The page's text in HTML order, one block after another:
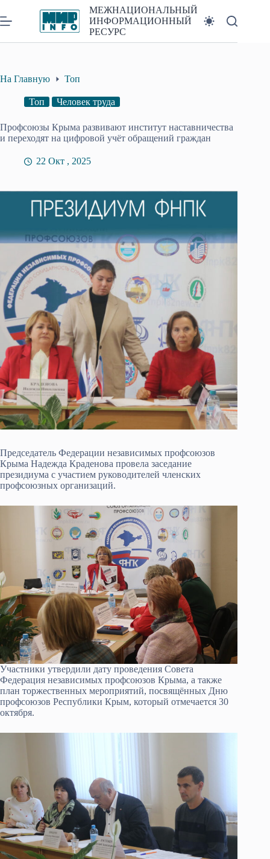
к
сути
МЕЖНАЦИОНАЛЬНЫЙ
ИНФОРМАЦИОННЫЙ
РЕСУРС
На Главную Топ
Топ Человек труда
Профсоюзы Крыма развивают институт наставничества
и переходят на цифровой учёт обращений граждан
22 Окт , 2025
Председатель Федерации независимых профсоюзов
Крыма Надежда Краденова провела заседание
президиума с участием руководителей членских
профсоюзных организаций.
Участники утвердили дату проведения Совета
Федерация независимых профсоюзов Крыма, а также
план торжественных мероприятий, посвящённых Дню
профсоюзов Республики Крым, который отмечается 30
октября.